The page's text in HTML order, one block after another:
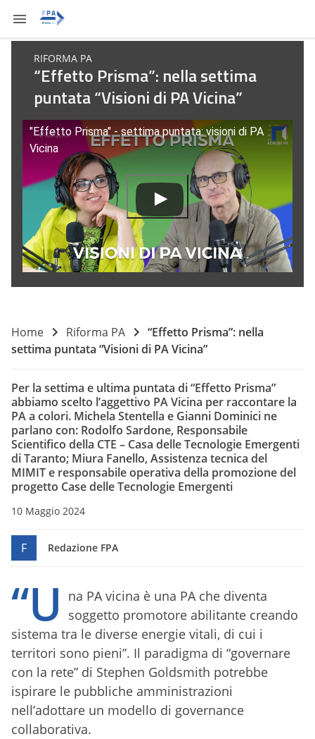
RIFORMA PA
“Effetto Prisma”: nella settima
puntata “Visioni di PA Vicina”
"Effetto Prisma" - settima puntata: visioni di PA
Vicina
Home Riforma PA
“Effetto Prisma”: nella
settima puntata “Visioni di PA Vicina”
Per la settima e ultima puntata di “Effetto Prisma”
abbiamo scelto l’aggettivo PA Vicina per raccontare la
PA a colori. Michela Stentella e Gianni Dominici ne
parlano con: Rodolfo Sardone, Responsabile
Scientifico della CTE – Casa delle Tecnologie Emergenti
di Taranto; Miura Fanello, Assistenza tecnica del
MIMIT e responsabile operativa della promozione del
progetto Case delle Tecnologie Emergenti
10 Maggio 2024
F Redazione FPA
“U
na PA vicina è una PA che diventa
soggetto promotore abilitante creando
sistema tra le diverse energie vitali, di cui i
territori sono pieni”. Il paradigma di “governare
con la rete” di Stephen Goldsmith potrebbe
ispirare le pubbliche amministrazioni
nell’adottare un modello di governance
collaborativa.